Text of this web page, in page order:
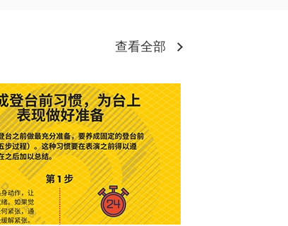
查看全部